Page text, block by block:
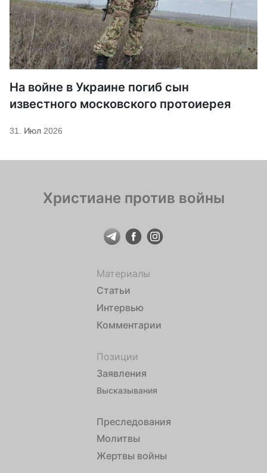
На войне в Украине погиб сын
известного московского протоиерея
31. Июл 2026
Христиане против войны
Материалы
Статьи
Интервью
Комментарии
Позиции
Заявления
Высказывания
Преследования
Молитвы
Жертвы войны